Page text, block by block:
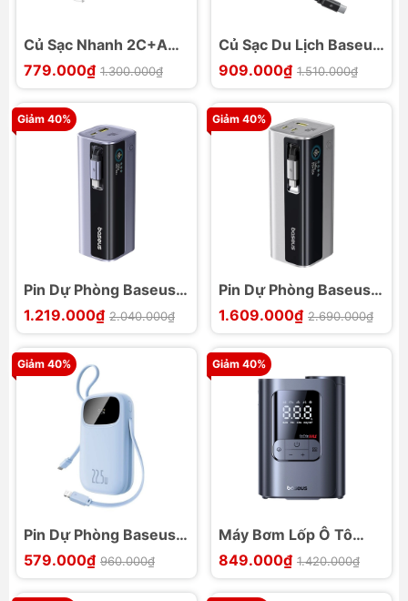
Củ Sạc Nhanh 2C+A
Baseus PicoGo AE11
67W GaN6 Pro Chip
Navitas BPS 2.0
779.000₫ 1.300.000₫
Củ Sạc Du Lịch Baseus
EnerCore 2AC2U2C
909.000₫ 1.510.000₫
Giảm 40%
Pin Dự Phòng Baseus
EnerGeek GR11
10000mAh 100W
1.219.000₫ 2.040.000₫
Giảm 40%
Pin Dự Phòng Baseus
EnerGeek GR11
20000mAh 145W
1.609.000₫ 2.690.000₫
Giảm 40%
Pin Dự Phòng Baseus
EnerFill FC31 Qpow3
Dual-Cable 22.5W
579.000₫ 960.000₫
Giảm 40%
Máy Bơm Lốp Ô Tô
Baseus GoTrip VA1
849.000₫ 1.420.000₫